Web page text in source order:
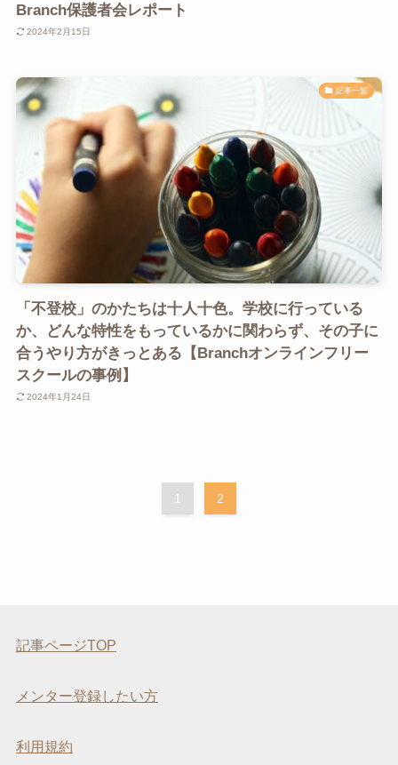
Branch保護者会レポート
2024年2月15日
記事一覧
「不登校」のかたちは十人十色。学校に行っている
か、どんな特性をもっているかに関わらず、その子に
合うやり方がきっとある【Branchオンラインフリー
スクールの事例】
2024年1月24日
1 2
記事ページTOP
メンター登録したい方
利用規約